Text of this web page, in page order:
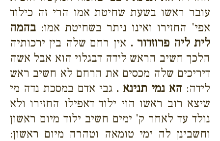
עובר ראשו בשעת שחיטת אמו הרי זה כילוד
אפי' החזירו ואינו ניתר בשחיטת אמו: בהמה
לית ליה פרוזדור . אין רחם שלה בין ירכותיה
הלכך חשיב הראש לידה דבגלוי הוא אבל אשה
דיריכים שלה מכסים את הרחם לא חשיב ראש
לידה: הא נמי תנינא . גבי אדם במסכת נדה מי
שיצא רוב ראשו הוי ילוד דאפילו החזירו ולא
נולד עד לאחר ק' ימים חשיב ילוד מיום ראשון
וחשבינן לה ימי טומאה וטהרה מיום ראשון: